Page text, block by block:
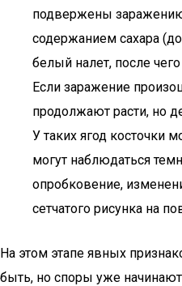
подвержены
содержанием сахара
белый налет, после
Если заражение
продолжают расти, но
У таких ягод косточки
могут наблюдаться
опробковение,
сетчатого рисунка на
На этом этапе явных
быть, но споры уже